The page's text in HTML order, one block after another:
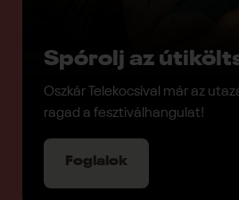
Spórolj az
Oszkár Telekocsival már az
ragad a fesztiválhangulat!
Foglalok